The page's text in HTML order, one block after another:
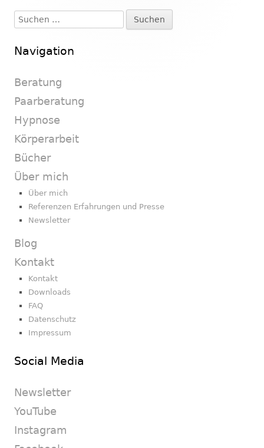
Seitenleiste
Suchen
nach:
Navigation
Beratung
Paarberatung
Hypnose
Körperarbeit
Bücher
Über mich
Über mich
Referenzen Erfahrungen und Presse
Newsletter
Blog
Kontakt
Kontakt
Downloads
FAQ
Datenschutz
Impressum
Social Media
Newsletter
YouTube
Instagram